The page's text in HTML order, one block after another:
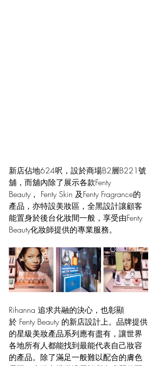
新店佔地624呎，設於商場B2層B221號
舖，而舖內除了展示各款Fenty
Beauty， Fenty Skin 及Fenty Fragrance的
產品，亦特設美妝區，全黑設計讓顧客
能置身於後台化妝間一般，享受由Fenty
Beauty化妝師提供的專業服務。
Rihanna 追求共融的決心，也彰顯
於 Fenty Beauty 的新店設計上。品牌提供
的星級美妝產品系列應有盡有，讓世界
各地所有人都能找到最能代表自己妝容
的產品。除了滿足一般難以配合的膚色